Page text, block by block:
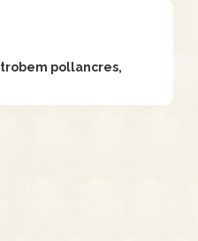
trobem pollancres,